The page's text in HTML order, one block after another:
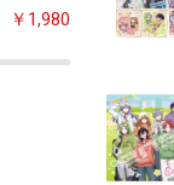
￥1,980